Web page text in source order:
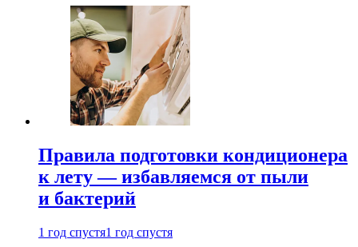
Правила подготовки кондиционера
к лету — избавляемся от пыли
и бактерий
1 год спустя1 год спустя